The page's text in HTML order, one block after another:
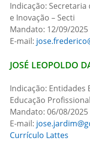
Indicação: Secretaria
e Inovação – Secti
Mandato: 12/09/
E-mail:
JOSÉ LEOPOLDO
Indicação: Entidades
Educação Profissional
Mandato: 06/08/
E-mail:
Currículo Lattes